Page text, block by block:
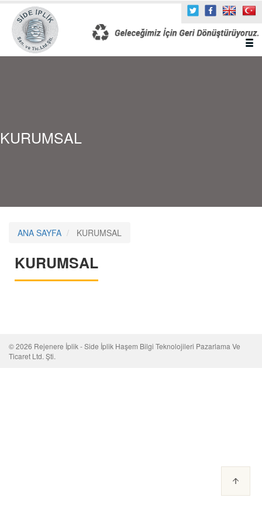
KURUMSAL
ANA SAYFA KURUMSAL
KURUMSAL
© 2026 Rejenere İplik - Side İplik Haşem Bilgi Teknolojileri Pazarlama Ve
Ticaret Ltd. Şti.